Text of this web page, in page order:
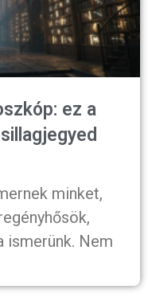
ez a
minket,
ismerünk. Nem